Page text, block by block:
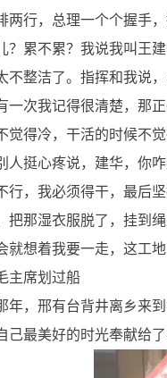
两行，总理一个个握手
？累不累？我说我叫王
不整洁了。指挥和我说
一次我记得很清楚，那
觉得冷，干活的时候不
人挺心疼说，建华，你
行，我必须得干，最后
把那湿衣服脱了，挂到
就想着我要一走，这工
主席划过船
年，邢有台背井离乡来
己最美好的时光奉献给